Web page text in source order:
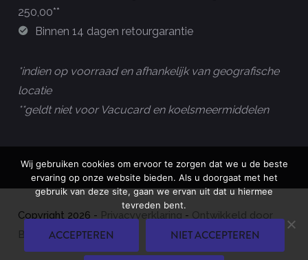
250,00**
Binnen 14 dagen retourgarantie
*indien op voorraad en afhankelijk van geografische
locatie
**geldt niet voor Vacucard en koelsmeermiddelen
Copyright 2026 - Privacyverklaring - Ontwikkeld door
Best4u Group B.V.
Wij gebruiken cookies om ervoor te zorgen dat we u de beste
ervaring op onze website bieden. Als u doorgaat met het
gebruik van deze site, gaan we ervan uit dat u hiermee
tevreden bent.
ACCEPTEREN NIET ACCEPTEREN